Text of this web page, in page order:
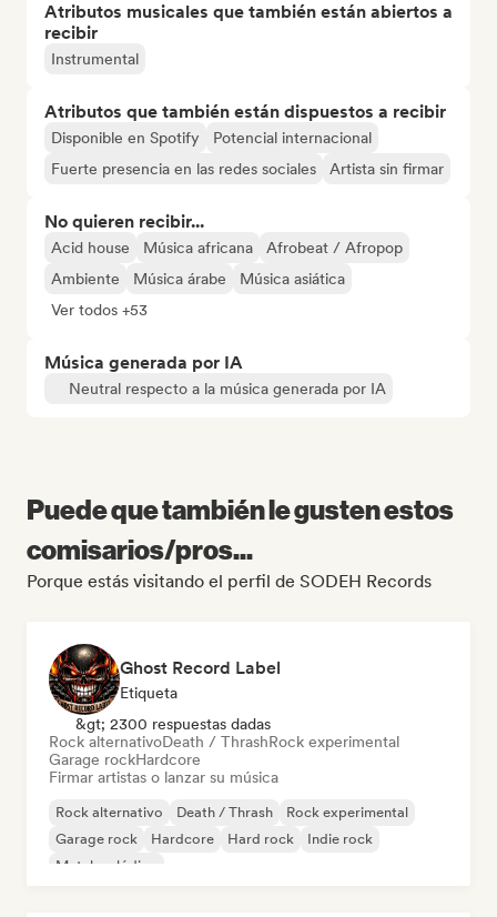
Atributos musicales que también están abiertos a
recibir
Instrumental
Atributos que también están dispuestos a recibir
Disponible en Spotify
Potencial internacional
Fuerte presencia en las redes sociales
Artista sin firmar
No quieren recibir...
Acid house Música africana
Afrobeat / Afropop
Ambiente
Música árabe
Música asiática
Ver todos +53
Música generada por IA
Neutral respecto a la música generada por IA
Puede que también le gusten estos
comisarios/pros...
Porque estás visitando el perfil de SODEH Records
Ghost Record Label
Etiqueta
&gt; 2300 respuestas dadas
Rock alternativoDeath / ThrashRock experimental
Garage rockHardcore
Firmar artistas o lanzar su música
Rock alternativo Death / Thrash
Rock experimental
Garage rock
Hardcore Hard rock
Indie rock
Metal melódico